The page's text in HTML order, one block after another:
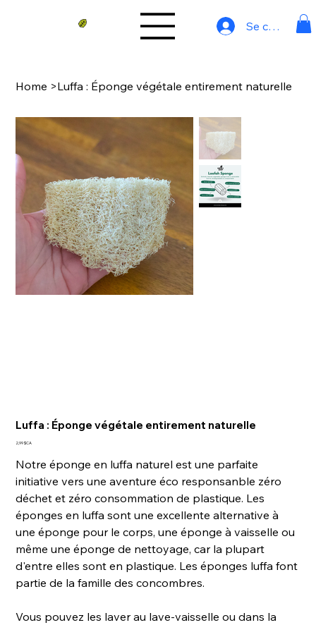
Se connecter
Home >Luffa : Éponge végétale entirement naturelle
Luffa : Éponge végétale entirement naturelle
Prix
2,99 $CA
Notre éponge en luffa naturel est une parfaite
initiative vers une aventure éco responsanble zéro
déchet et zéro consommation de plastique. Les
éponges en luffa sont une excellente alternative à
une éponge pour le corps, une éponge à vaisselle ou
même une éponge de nettoyage, car la plupart
d'entre elles sont en plastique. Les éponges luffa font
partie de la famille des concombres.
Vous pouvez les laver au lave-vaisselle ou dans la